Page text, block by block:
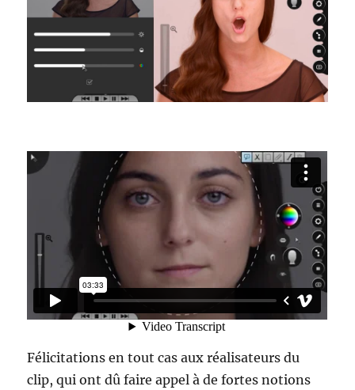
Félicitations en tout cas aux réalisateurs du
clip, qui ont dû faire appel à de fortes notions